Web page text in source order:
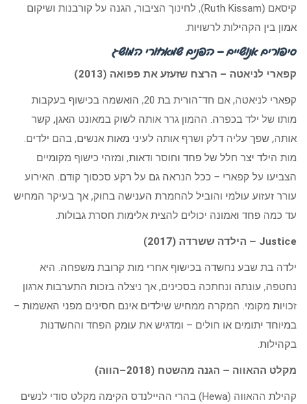
קיסאם (Ruth Kissam), לחינוך הציבור, הגנה על קורבנות ושיקום
אמון בין הקהילות לרשויות.
סיפורים אנושיים – הפנים שמאחורי המושג
קפארי לניאטה – הרצח שזעזע את פפואה (2013)
קפארי לניאטה, אם חד־הורית בת 20, הואשמה בכישוף בעקבות
מותו של ילד בכפרה. ההמון גרר אותה לשוק במאונט האגן, קשר
אותה, שפך עליה דלק ושרף אותה לעיני מאות אנשים, בהם ילדים.
מות הילד יצר חלל של פחד וחוסר ודאות, ומזהי כישוף מקומיים
הצביעו על קפארי – ככל הנראה גם על רקע סכסוך קודם. האירוע
עורר זעזוע עולמי והוביל להחמרת הענישה בחוק, אך בעיקר המחיש
עד כמה פחד ואמונה יכולים להצית אלימות חסרת גבולות.
Justice – הילדה ששרדה (2017)
ילדה בת שבע נחשדה בכישוף אחרי מות קרובת משפחה. היא
נחטפה, עונתה ונחתכה בסכינים, אך ניצלה בזכות התערבות ארגון
זכויות מקומי. המקרה ממחיש שילדים אינם חסינים מפני האשמות –
במיוחד יתומים או חולים – ומדגיש את עומק הפחד והחשדנות
בקהילות.
מקלט ההאווה – הגנה מהשטח (2018–הווה)
קהילת ההאווה (Hewa) בהרי ההיילנדס הקימה מקלט סודי לנשים